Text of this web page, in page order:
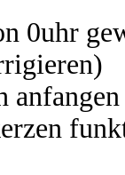
0uhr